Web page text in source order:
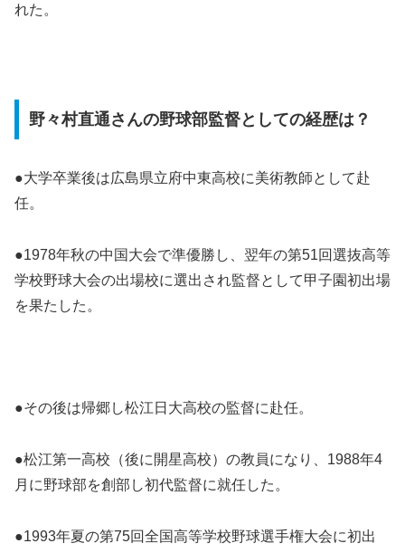
れた。
野々村直通さんの野球部監督としての経歴は？
●大学卒業後は広島県立府中東高校に美術教師として赴
任。
●1978年秋の中国大会で準優勝し、翌年の第51回選抜高等
学校野球大会の出場校に選出され監督として甲子園初出場
を果たした。
●その後は帰郷し松江日大高校の監督に赴任。
●松江第一高校（後に開星高校）の教員になり、1988年4
月に野球部を創部し初代監督に就任した。
●1993年夏の第75回全国高等学校野球選手権大会に初出